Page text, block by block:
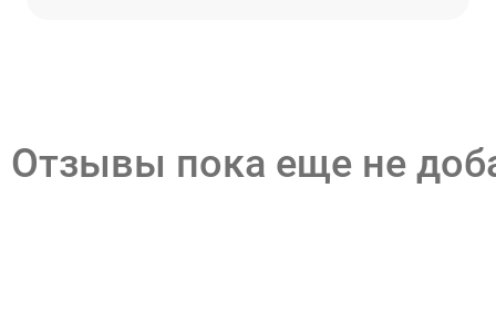
Отзывы пока еще не